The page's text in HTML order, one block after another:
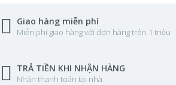
Giao hàng miễn phí
Miễn phí giao hàng với đơn hàng trên 1 triệu
TRẢ TIỀN KHI NHẬN HÀNG
Nhận thanh toán tại nhà